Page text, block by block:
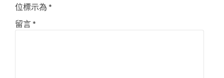
位標示為 *
留言*